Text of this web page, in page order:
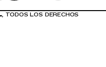
, TODOS LOS DERECHOS